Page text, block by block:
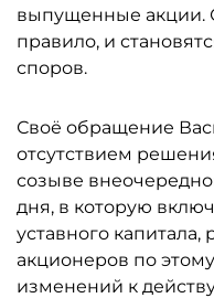
выпущенные акции.
правило, и
споров.
Своё обращение
отсутствием
созыве
дня, в которую
уставного
акционеров по
изменений к